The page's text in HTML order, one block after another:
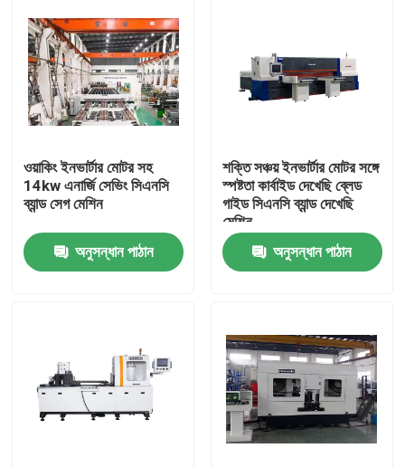
আমাদের সম্পর্কে
ওয়াকিং ইনভার্টার মোটর সহ
14kw এনার্জি সেভিং সিএনসি
ব্যান্ড সেগ মেশিন
অনুসন্ধান পাঠান
শক্তি সঞ্চয় ইনভার্টার মোটর সঙ্গে
স্পষ্টতা কার্বাইড দেখেছি ব্লেড
গাইড সিএনসি ব্যান্ড দেখেছি
মেশিন
অনুসন্ধান পাঠান